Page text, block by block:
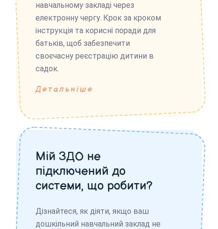
навчальному закладі через
електронну чергу. Крок за кроком
інструкція та корисні поради для
батьків, щоб забезпечити
своєчасну реєстрацію дитини в
садок.
Детальніше
Мій ЗДО не
підключений до
системи, що робити?
Дізнайтеся, як діяти, якщо ваш
дошкільний навчальний заклад не